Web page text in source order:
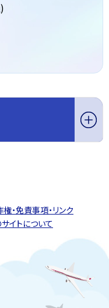
・免責事項・リンク
イトについて